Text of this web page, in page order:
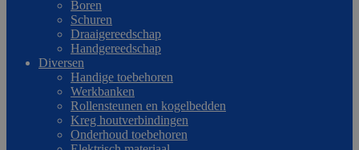
Boren
Schuren
Draaigereedschap
Handgereedschap
Diversen
Handige toebehoren
Werkbanken
Rollensteunen en kogelbedden
Kreg houtverbindingen
Onderhoud toebehoren